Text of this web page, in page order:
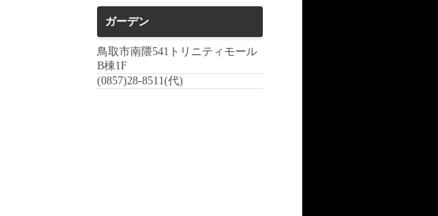
ガーデン
鳥取市南隈541トリニティモール
B棟1F
(0857)28-8511(代)